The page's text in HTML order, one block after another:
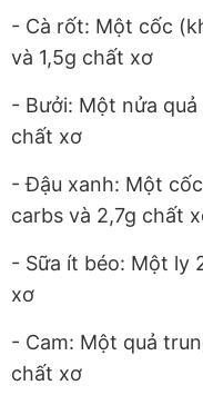
- Cà rốt: Một cốc
và 1,5g chất xơ
- Bưởi: Một nửa
chất xơ
- Đậu xanh: Một
carbs và 2,7g chất
- Sữa ít béo: Một ly
xơ
- Cam: Một quả
chất xơ